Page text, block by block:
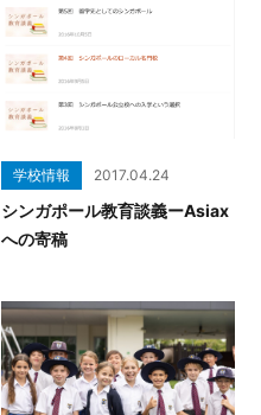
学校情報 2017.04.24
シンガポール教育談義ーAsiax
への寄稿